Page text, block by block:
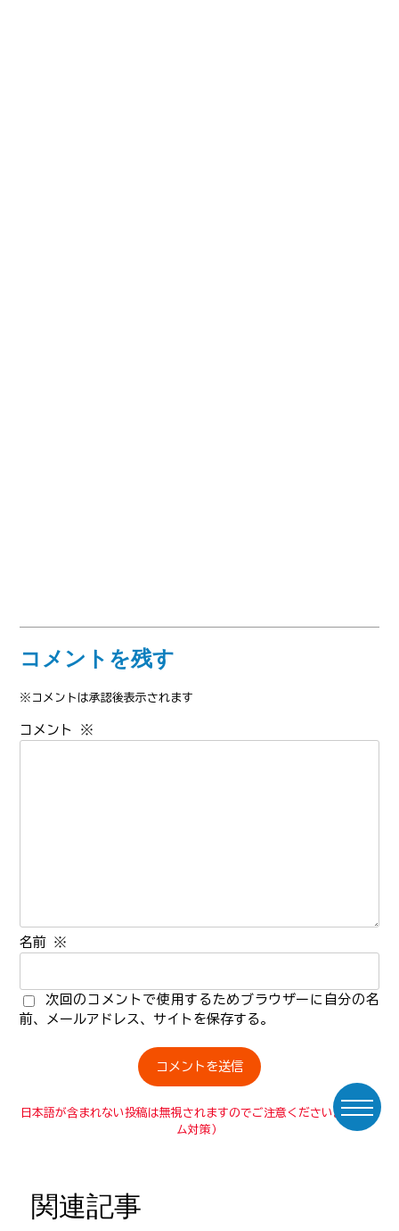
コメントを残す
※コメントは承認後表示されます
コメント ※
名前 ※
次回のコメントで使用するためブラウザーに自分の名
前、メールアドレス、サイトを保存する。
日本語が含まれない投稿は無視されますのでご注意ください。（スパ
ム対策）
関連記事